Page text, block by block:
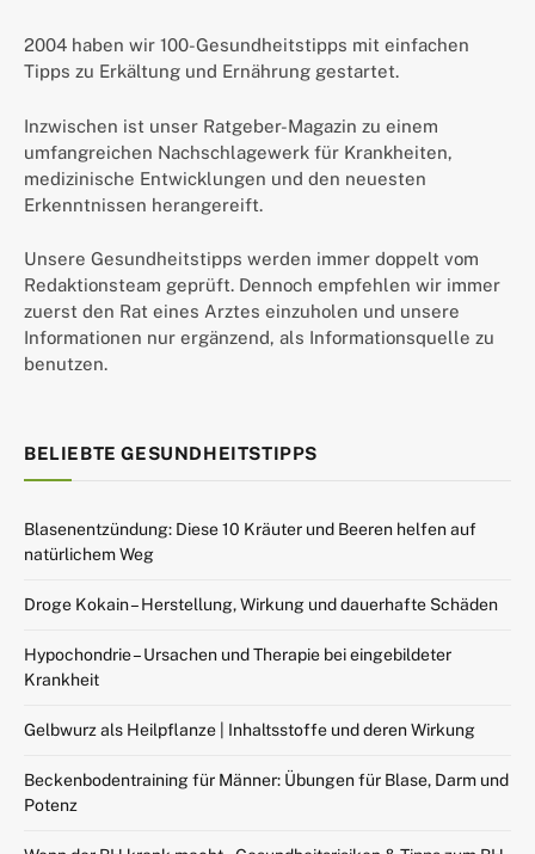
2004 haben wir 100-Gesundheitstipps mit einfachen
Tipps zu Erkältung und Ernährung gestartet.
Inzwischen ist unser Ratgeber-Magazin zu einem
umfangreichen Nachschlagewerk für Krankheiten,
medizinische Entwicklungen und den neuesten
Erkenntnissen herangereift.
Unsere Gesundheitstipps werden immer doppelt vom
Redaktionsteam geprüft. Dennoch empfehlen wir immer
zuerst den Rat eines Arztes einzuholen und unsere
Informationen nur ergänzend, als Informationsquelle zu
benutzen.
BELIEBTE GESUNDHEITSTIPPS
Blasenentzündung: Diese 10 Kräuter und Beeren helfen auf
natürlichem Weg
Droge Kokain – Herstellung, Wirkung und dauerhafte Schäden
Hypochondrie – Ursachen und Therapie bei eingebildeter
Krankheit
Gelbwurz als Heilpflanze | Inhaltsstoffe und deren Wirkung
Beckenbodentraining für Männer: Übungen für Blase, Darm und
Potenz